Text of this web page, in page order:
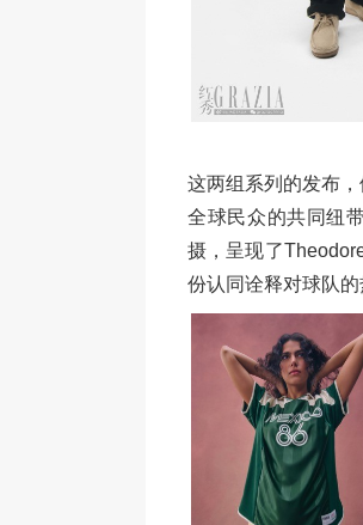
这两组系列的发布
全球民众的共同纽
摄，呈现了
份认同诠释对球队的